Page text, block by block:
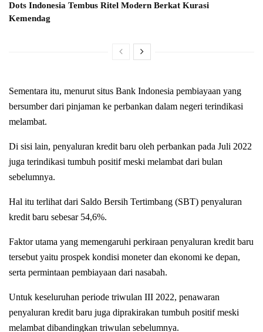
Dots Indonesia Tembus Ritel Modern Berkat Kurasi
Kemendag
Sementara itu, menurut situs Bank Indonesia pembiayaan yang
bersumber dari pinjaman ke perbankan dalam negeri terindikasi
melambat.
Di sisi lain, penyaluran kredit baru oleh perbankan pada Juli 2022
juga terindikasi tumbuh positif meski melambat dari bulan
sebelumnya.
Hal itu terlihat dari Saldo Bersih Tertimbang (SBT) penyaluran
kredit baru sebesar 54,6%.
Faktor utama yang memengaruhi perkiraan penyaluran kredit baru
tersebut yaitu prospek kondisi moneter dan ekonomi ke depan,
serta permintaan pembiayaan dari nasabah.
Untuk keseluruhan periode triwulan III 2022, penawaran
penyaluran kredit baru juga diprakirakan tumbuh positif meski
melambat dibandingkan triwulan sebelumnya.